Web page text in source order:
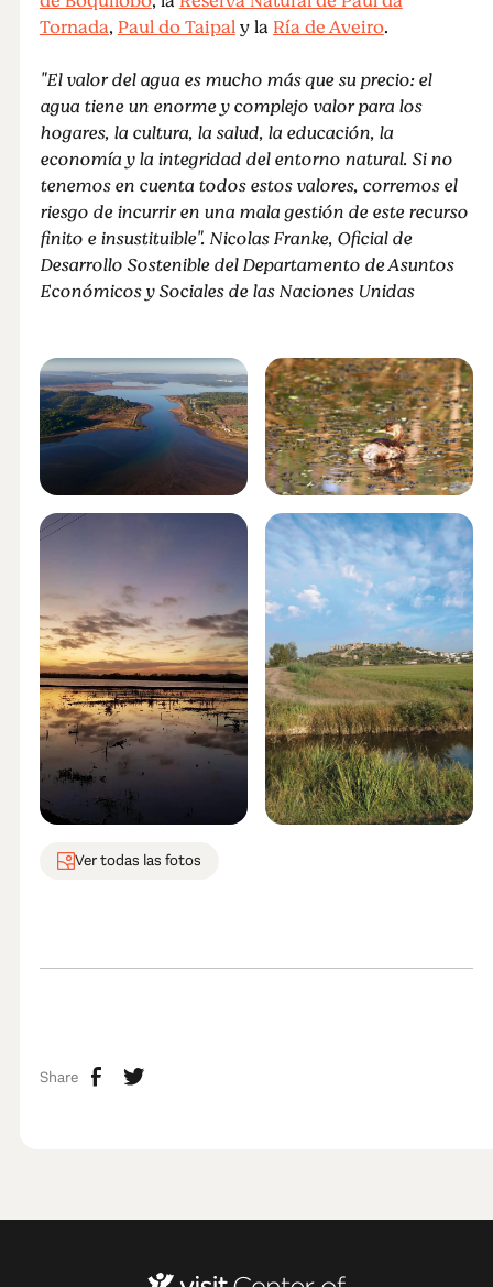
Tornada,Paul do Taipaly laRía de Aveiro.
"El valor del agua es mucho más que su precio: el
agua tiene un enorme y complejo valor para los
hogares, la cultura, la salud, la educación, la
economía y la integridad del entorno natural. Si no
tenemos en cuenta todos estos valores, corremos el
riesgo de incurrir en una mala gestión de este recurso
finito e insustituible". Nicolas Franke, Oficial de
Desarrollo Sostenible del Departamento de Asuntos
Económicos y Sociales de las Naciones Unidas
Ver todas las fotos
Share